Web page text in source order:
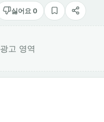
싫어요 0
스크랩공유
광고 영역